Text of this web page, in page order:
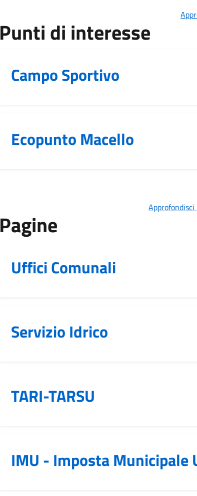
Punti di interesse
Campo Sportivo
Ecopunto Macello
Pagine
Uffici Comunali
Servizio Idrico
TARI-TARSU
IMU - Imposta Municipale